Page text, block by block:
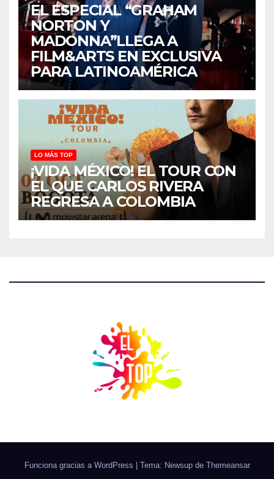
EL ESPECIAL “GRAHAM
NORTON Y
MADONNA”LLEGA A
FILM&ARTS EN EXCLUSIVA
PARA LATINOAMÉRICA
LO MÁS TOP
¡VIDA MÉXICO! EL TOUR CON
EL QUE CARLOS RIVERA
REGRESA A COLOMBIA
Funciona gracias a WordPress Tema: Newsup de Themeansar